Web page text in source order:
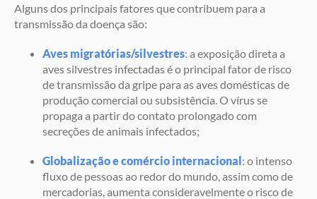
Alguns dos principais fatores que contribuem para a
transmissão da doença são:
Aves migratórias/silvestres: a exposição direta a
aves silvestres infectadas é o principal fator de risco
de transmissão da gripe para as aves domésticas de
produção comercial ou subsistência. O vírus se
propaga a partir do contato prolongado com
secreções de animais infectados;
Globalização e comércio internacional: o intenso
fluxo de pessoas ao redor do mundo, assim como de
mercadorias, aumenta consideravelmente o risco de